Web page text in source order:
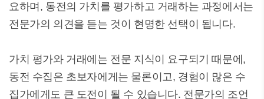
요하며, 동전의 가치를 평가하고 거래하는 과정에서는
전문가의 의견을 듣는 것이 현명한 선택이 됩니다.
가치 평가와 거래에는 전문 지식이 요구되기 때문에,
동전 수집은 초보자에게는 물론이고, 경험이 많은 수
집가에게도 큰 도전이 될 수 있습니다. 전문가의 조언